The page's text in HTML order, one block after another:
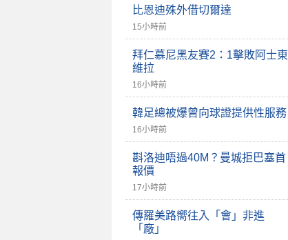
比恩迪殊外借切爾達
15小時前
拜仁慕尼黑友賽2：1擊敗阿士東
維拉
16小時前
韓足總被爆曾向球證提供性服務
16小時前
斟洛迪唔過40M？曼城拒巴塞首
報價
17小時前
傳羅美路嚮往入「會」非進
「廠」